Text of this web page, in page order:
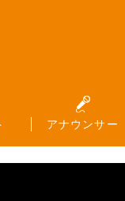
アナウンサー